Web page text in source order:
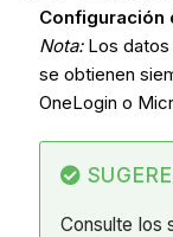
Configuración
Nota:Los datos
se obtienen
OneLogin o
Consulte los